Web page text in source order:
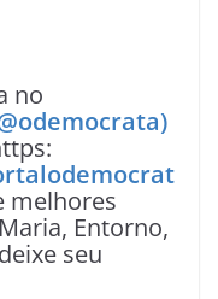
no
melhores
Entorno,
seu